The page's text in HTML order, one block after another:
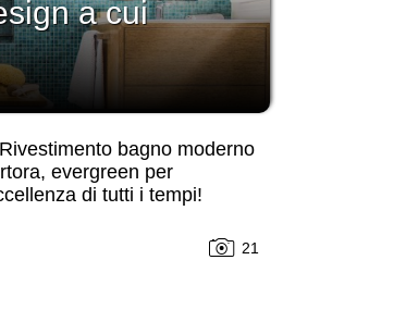
a cui
bagno moderno
evergreen per
di tutti i tempi!
21